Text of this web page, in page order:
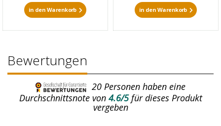
in den Warenkorb in den Warenkorb
Bewertungen
20 Personen haben eine
Durchschnittsnote von4.6/5für dieses Produkt
vergeben